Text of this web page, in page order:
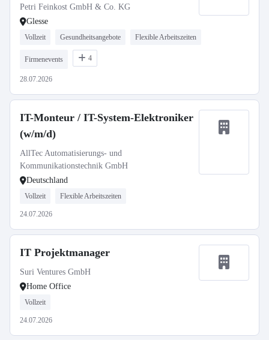
Petri Feinkost GmbH & Co. KG
Glesse
Vollzeit Gesundheitsangebote Flexible Arbeitszeiten
Firmenevents 4
28.07.2026
IT-Monteur / IT-System-Elektroniker
(w/m/d)
AllTec Automatisierungs- und
Kommunikationstechnik GmbH
Deutschland
Vollzeit Flexible Arbeitszeiten
24.07.2026
IT Projektmanager
Suri Ventures GmbH
Home Office
Vollzeit
24.07.2026